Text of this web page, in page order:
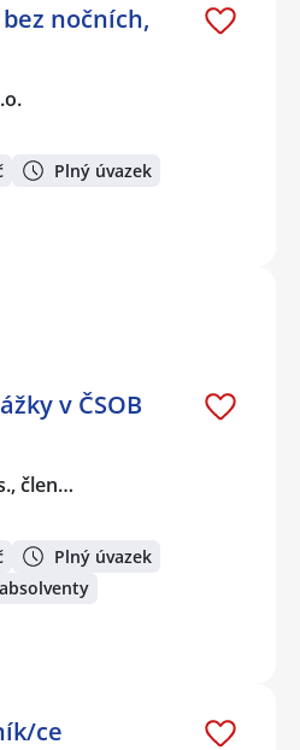
nočních,
Plný úvazek
v ČSOB
člen…
Plný úvazek
ce